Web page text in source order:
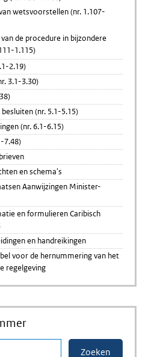
wetsvoorstellen (nr. 1.107-
de procedure in bijzondere
1.115)
2.19)
3.1-3.30)
(nr. 5.1-5.15)
(nr. 6.1-6.15)
7.48)
en schema's
Aanwijzingen Minister-
en formulieren Caribisch
en handreikingen
voor de hernummering van het
regelgeving